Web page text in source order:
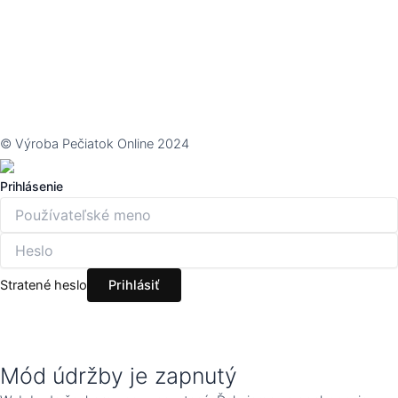
Mód údržby je zapnutý
© Výroba Pečiatok Online 2024
Prihlásenie
Stratené heslo